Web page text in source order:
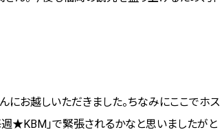
にお越しいただきました。ちなみにここでホス
週★KBM」で緊張されるかなと思いましたがと